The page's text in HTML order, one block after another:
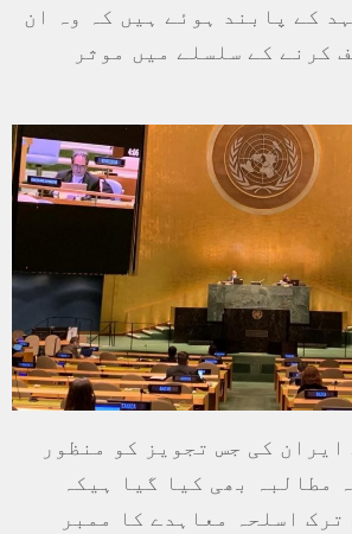
کے پابند ہوئے ہیں کہ وہ ان
کرنے کے سلسلے میں موثر
کی جس تجویز کو منظور
مطالبہ بھی کیا گیا ہیکہ
اسلحہ معاہدے کا ممبر